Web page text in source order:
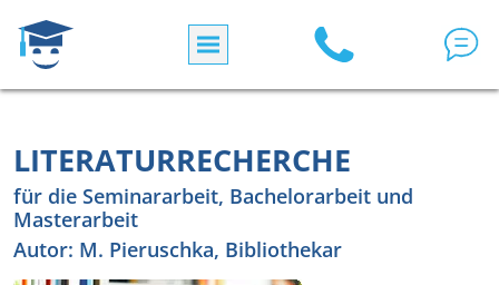
LITERATURRECHERCHE
für die Seminararbeit, Bachelorarbeit und
Masterarbeit
Autor: M. Pieruschka, Bibliothekar